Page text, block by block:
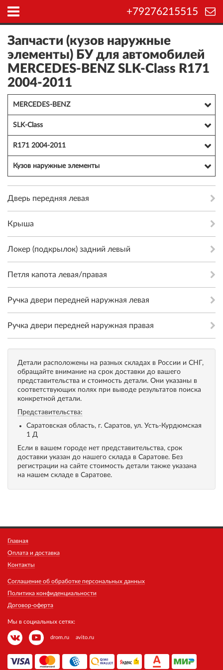
+79276215515
Запчасти (кузов наружные
элементы) БУ для автомобилей
MERCEDES-BENZ SLK-Class R171
2004-2011
MERCEDES-BENZ
SLK-Class
R171 2004-2011
Кузов наружные элементы
Дверь передняя левая
Крыша
Локер (подкрылок) задний левый
Петля капота левая/правая
Ручка двери передней наружная левая
Ручка двери передней наружная правая
Детали расположены на разных складах в России и СНГ,
обращайте внимание на срок доставки до вашего
представительства и стоимость детали. Они указаны в
соответствующих полях при выводе результатов поиска
конкретной детали.
Представительства:
Саратовская область, г. Саратов, ул. Усть-Курдюмская
1 Д
Если в вашем городе нет представительства, срок
доставки указан до нашего склада в Саратове. Без
регистрации на сайте стоимость детали также указана
на нашем складе в Саратове.
Главная
Оплата и доставка
Контакты
Соглашение об обработке персональных данных
Политика конфиденциальности
Договор-оферта
Мы в социальных сетях:
drom.ru avito.ru